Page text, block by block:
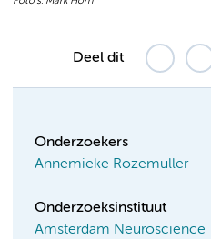
Deel dit
Onderzoekers
Annemieke Rozemuller
Onderzoeksinstituut
Amsterdam Neuroscience